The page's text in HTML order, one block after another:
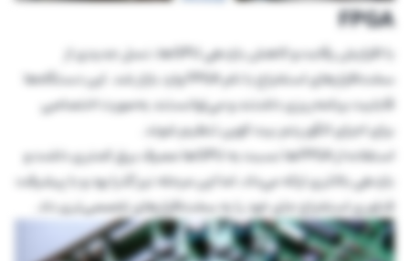
FPGA
با افزایش رقابت و کاهش بازدهی GPUها، نسل جدیدی از
سخت‌افزارهای استخراج با نام FPGA وارد بازار شد. این دستگاه‌ها
قابلیت برنامه‌ریزی داشتند و می‌توانستند به‌صورت اختصاصی
برای اجرای الگوریتم بیت کوین تنظیم شوند.
استفاده از FPGAها نسبت به GPUها مصرف برق کمتری داشت و
بازدهی بالاتری ارائه می‌داد، اما این مرحله نیز گذرا بود و با پیشرفت
فناوری استخراج جای خود را به سخت‌افزارهای تخصصی‌تری داد.